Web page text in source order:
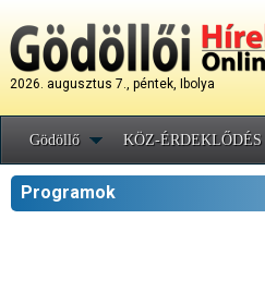
2026. augusztus 7., péntek, Ibolya
Gödöllő KÖZ-ÉRDEKLŐDÉS
Programok